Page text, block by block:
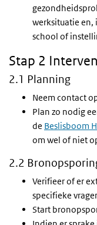
werksituatie en,
school of
Stap 2
2.1 Planning
Neem contact
Plan zo nodig
de Beslisboom
om wel of niet
2.2
Verifieer of er
specifieke
Start